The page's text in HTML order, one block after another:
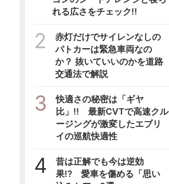
れる広さをチェック!!
2
赤灯だけでサイレンなしの
パトカーは緊急車両なの
か？ 抜いていいのかを道路
交通法で解説
3
快適さの秘密は「ギヤ
比」!! 最新CVTで高速クル
ージングが激変したエブリ
イの巡航快適性
4
昔は正解でも今は逆効
果!? 愛車を傷める「思い